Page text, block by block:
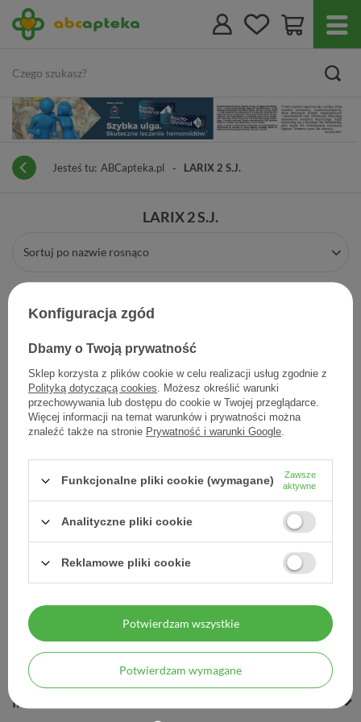
Jesteś tu: ABCapteka.pl LARIX 2 S.J.
LARIX 2 S.J.
Sortuj po nazwie rosnąco
Rp. Butel. Jał. 60 ml +
8,10 zł
MOJE ZAMÓWIENIE
MOJE KONTO
INFORMACJE
Konfiguracja zgód
Dbamy o Twoją prywatność
Sklep korzysta z plików cookie w celu realizacji usług zgodnie z
Polityką dotyczącą cookies. Możesz określić warunki
przechowywania lub dostępu do cookie w Twojej przeglądarce.
Więcej informacji na temat warunków i prywatności można
znaleźć także na stronie Prywatność i warunki Google.
Funkcjonalne pliki cookie (wymagane)
Zawsze
aktywne
Analityczne pliki cookie
Reklamowe pliki cookie
Potwierdzam wymagane
Potwierdzam wszystkie